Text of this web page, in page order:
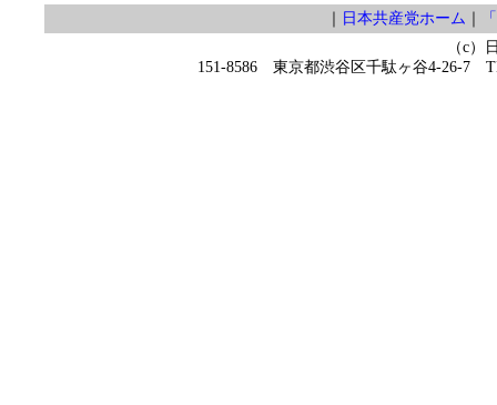
日本共産党ホーム
（c）
151-8586 東京都渋谷区千駄ヶ谷4-26-7